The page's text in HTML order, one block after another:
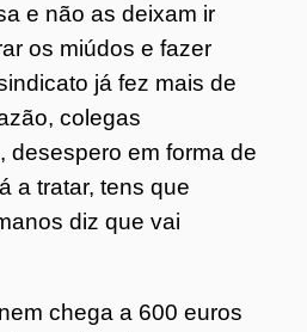
e não as deixam ir
os miúdos e fazer
já fez mais de
colegas
desespero em forma de
a tratar, tens que
diz que vai
chega a 600 euros